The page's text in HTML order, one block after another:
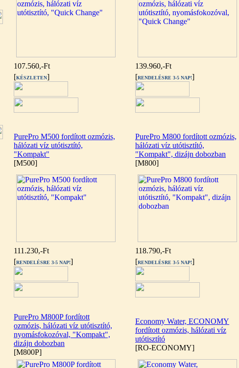
107.560,-Ft
[KÉSZLETEN]
139.960,-Ft
[RENDELÉSRE 3-5 NAP!]
PurePro M500 fordított ozmózis,
hálózati víz utótisztító,
"Kompakt"
[M500]
111.230,-Ft
[RENDELÉSRE 3-5 NAP!]
PurePro M800 fordított ozmózis,
hálózati víz utótisztító,
"Kompakt", dizájn dobozban
[M800]
118.790,-Ft
[RENDELÉSRE 3-5 NAP!]
PurePro M800P fordított
ozmózis, hálózati víz utótisztító,
nyomásfokozóval, "Kompakt",
dizájn dobozban
[M800P]
Economy Water, ECONOMY
fordított ozmózis, hálózati víz
utótisztító
[RO-ECONOMY]